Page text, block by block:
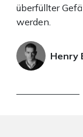
überfüllter
werden.
Henry